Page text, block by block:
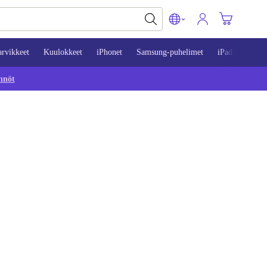
Kuulokkeet iPhonet Samsung-puhelimet iPadit